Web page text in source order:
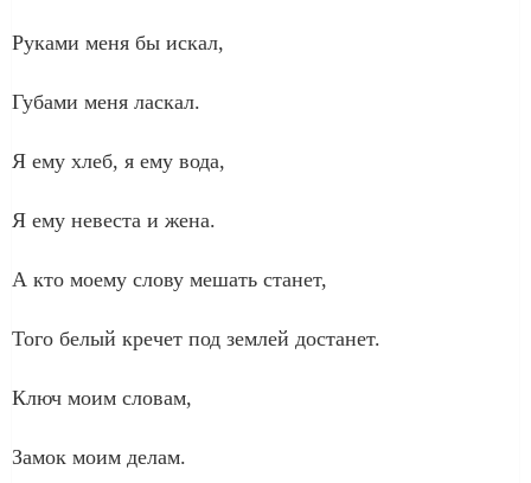
Руками меня бы искал,
Губами меня ласкал.
Я ему хлеб, я ему вода,
Я ему невеста и жена.
А кто моему слову мешать станет,
Того белый кречет под землей достанет.
Ключ моим словам,
Замок моим делам.